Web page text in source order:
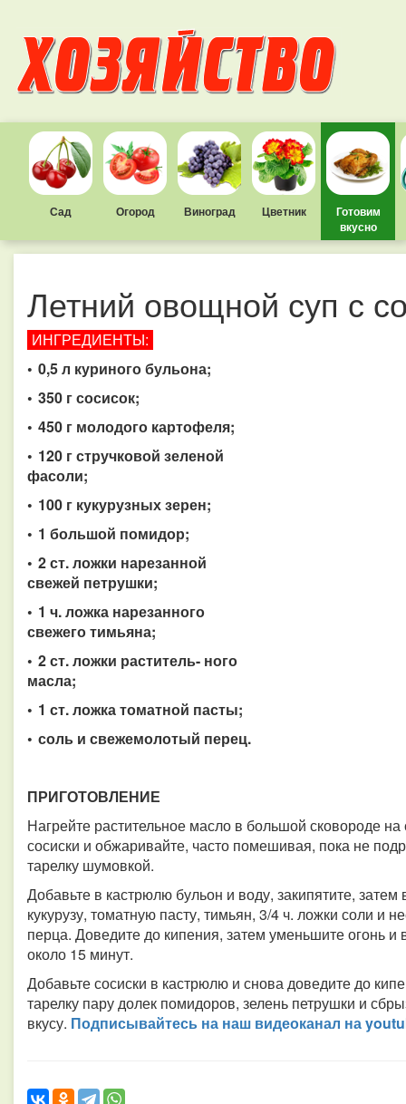
Сад Огород Виноград Цветник
Готовим
вкусно
Летний овощной суп с
ИНГРЕДИЕНТЫ:
• 0,5 л куриного бульона;
• 350 г сосисок;
• 450 г молодого картофеля;
• 120 г стручковой зеленой
фасоли;
• 100 г кукурузных зерен;
• 1 большой помидор;
• 2 ст. ложки нарезанной
свежей петрушки;
• 1 ч. ложка нарезанного
свежего тимьяна;
• 2 ст. ложки раститель- ного
масла;
• 1 ст. ложка томатной пасты;
• соль и свежемолотый перец.
ПРИГОТОВЛЕНИЕ
Нагрейте растительное масло в большой сковороде
сосиски и обжаривайте, часто помешивая, пока не
тарелку шумовкой.
Добавьте в кастрюлю бульон и воду, закипятите,
кукурузу, томатную пасту, тимьян, 3/4 ч. ложки соли и
перца. Доведите до кипения, затем уменьшите огонь и
около 15 минут.
Добавьте сосиски в кастрюлю и снова доведите до
тарелку пару долек помидоров, зелень петрушки и
вкусу. Подписывайтесь на наш видео­канал на